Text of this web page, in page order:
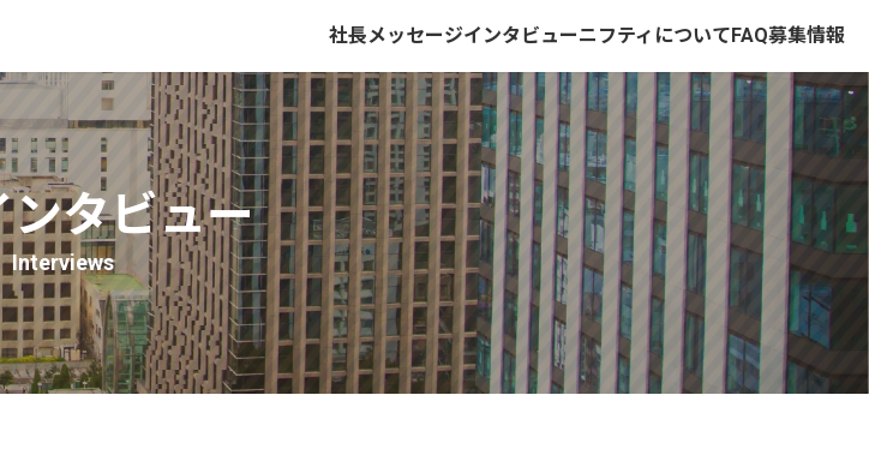
社長メッセージインタビュー
エンジニアチームインタビュー
ニフティについて
N1!制度 キャリアアップ支援 社内交流 社内風景 健康経営
FAQ募集情報
用 キャリア登録 アルバイト採用 障がい者採用
ンタビュー
Interviews